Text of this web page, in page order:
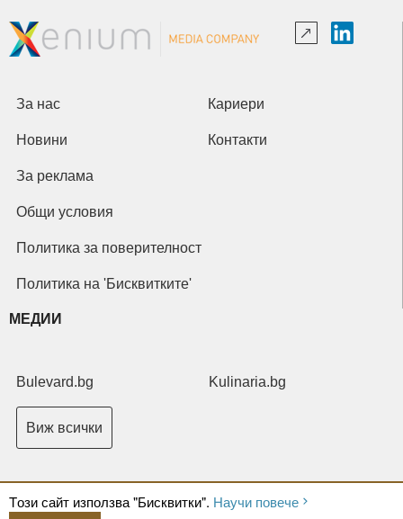
Tози сайт използва "Бисквитки". Научи повече
За нас Кариери
Новини Контакти
За реклама
Общи условия
Политика за поверителност
Политика на 'Бисквитките'
МЕДИИ
Bulevard.bg Kulinaria.bg
Виж всички